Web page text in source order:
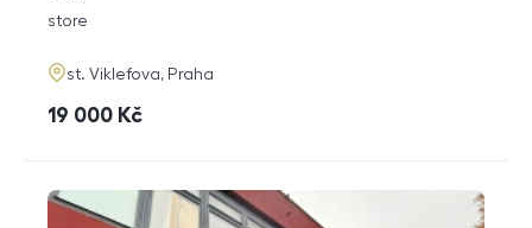
funkce
store
adresa
st. Viklefova, Praha
cena
19 000 Kč